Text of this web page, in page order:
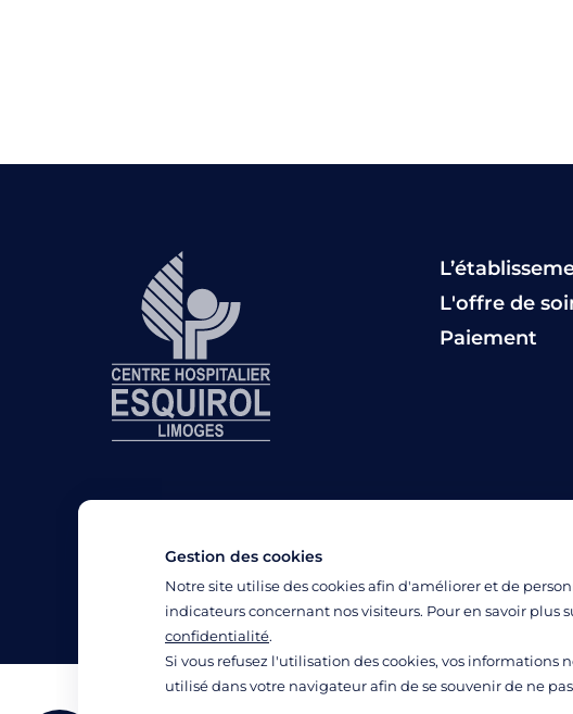
L'offre de
Paiement
Gestion des cookies
Notre site utilise des cookies afin d'améliorer et de
indicateurs concernant nos visiteurs. Pour en savoir plus
confidentialité.
Si vous refusez l'utilisation des cookies, vos informations
utilisé dans votre navigateur afin de se souvenir de ne